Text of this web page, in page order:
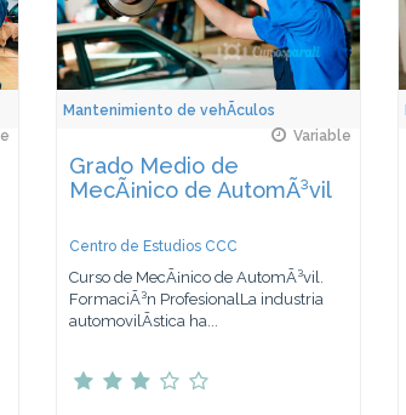
Mantenimiento de vehÃ­culos
Variable
Grado Medio de
MecÃ¡nico de AutomÃ³vil
Centro de Estudios CCC
Curso de MecÃ¡nico de AutomÃ³vil.
FormaciÃ³n ProfesionalLa industria
automovilÃ­stica ha...